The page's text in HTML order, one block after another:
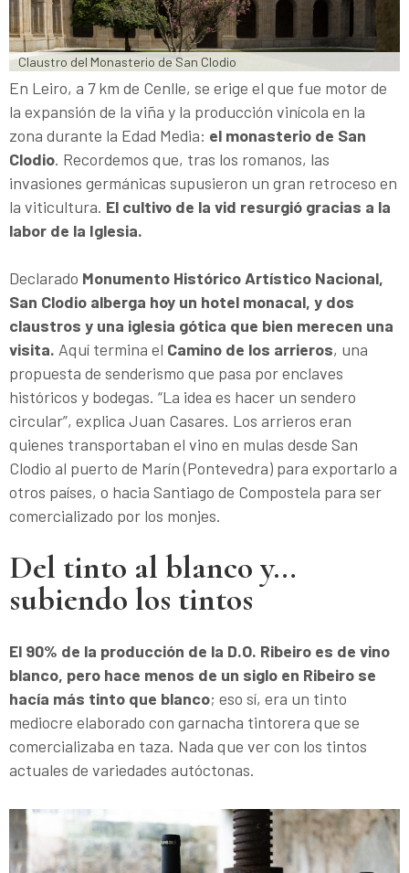
Claustro del Monasterio de San Clodio
En Leiro, a 7 km de Cenlle, se erige el que fue motor de
la expansión de la viña y la producción vinícola en la
zona durante la Edad Media: el monasterio de San
Clodio. Recordemos que, tras los romanos, las
invasiones germánicas supusieron un gran retroceso en
la viticultura. El cultivo de la vid resurgió gracias a la
labor de la Iglesia.
Declarado Monumento Histórico Artístico Nacional,
San Clodio alberga hoy un hotel monacal, y dos
claustros y una iglesia gótica que bien merecen una
visita. Aquí termina el Camino de los arrieros, una
propuesta de senderismo que pasa por enclaves
históricos y bodegas. “La idea es hacer un sendero
circular”, explica Juan Casares. Los arrieros eran
quienes transportaban el vino en mulas desde San
Clodio al puerto de Marín (Pontevedra) para exportarlo a
otros países, o hacia Santiago de Compostela para ser
comercializado por los monjes.
Del tinto al blanco y…
subiendo los tintos
El 90% de la producción de la D.O. Ribeiro es de vino
blanco, pero hace menos de un siglo en Ribeiro se
hacía más tinto que blanco; eso sí, era un tinto
mediocre elaborado con garnacha tintorera que se
comercializaba en taza. Nada que ver con los tintos
actuales de variedades autóctonas.